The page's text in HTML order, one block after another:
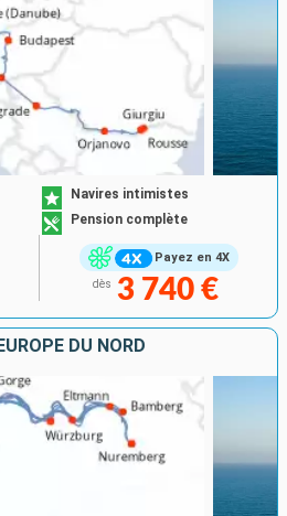
Payez en 4X
Navires intimistes
Pension complète
dès 3 740 €
DU NORD